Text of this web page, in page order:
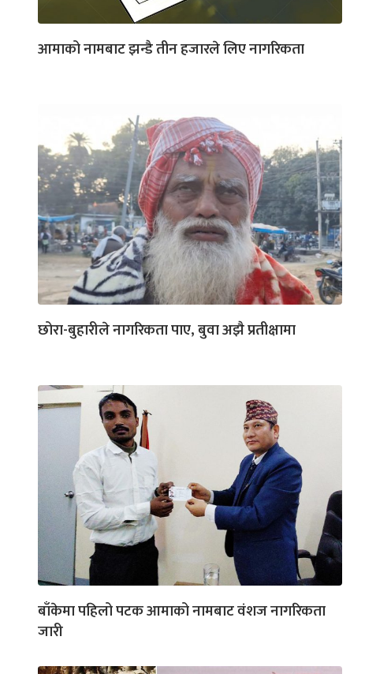
आमाको नामबाट झन्डै तीन हजारले लिए नागरिकता
छोरा-बुहारीले नागरिकता पाए, बुवा अझै प्रतीक्षामा
बाँकेमा पहिलो पटक आमाको नामबाट वंशज नागरिकता
जारी